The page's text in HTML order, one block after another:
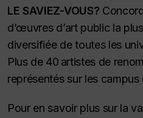
LE SAVIEZ-VOUS?
d’œuvres d’art public la
diversifiée de toutes les
Plus de 40 artistes de
représentés sur les
Pour en savoir plus sur la